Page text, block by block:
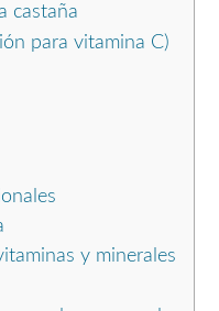
castaña
para vitamina C)
y minerales